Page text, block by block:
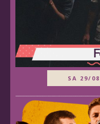
SA 29/